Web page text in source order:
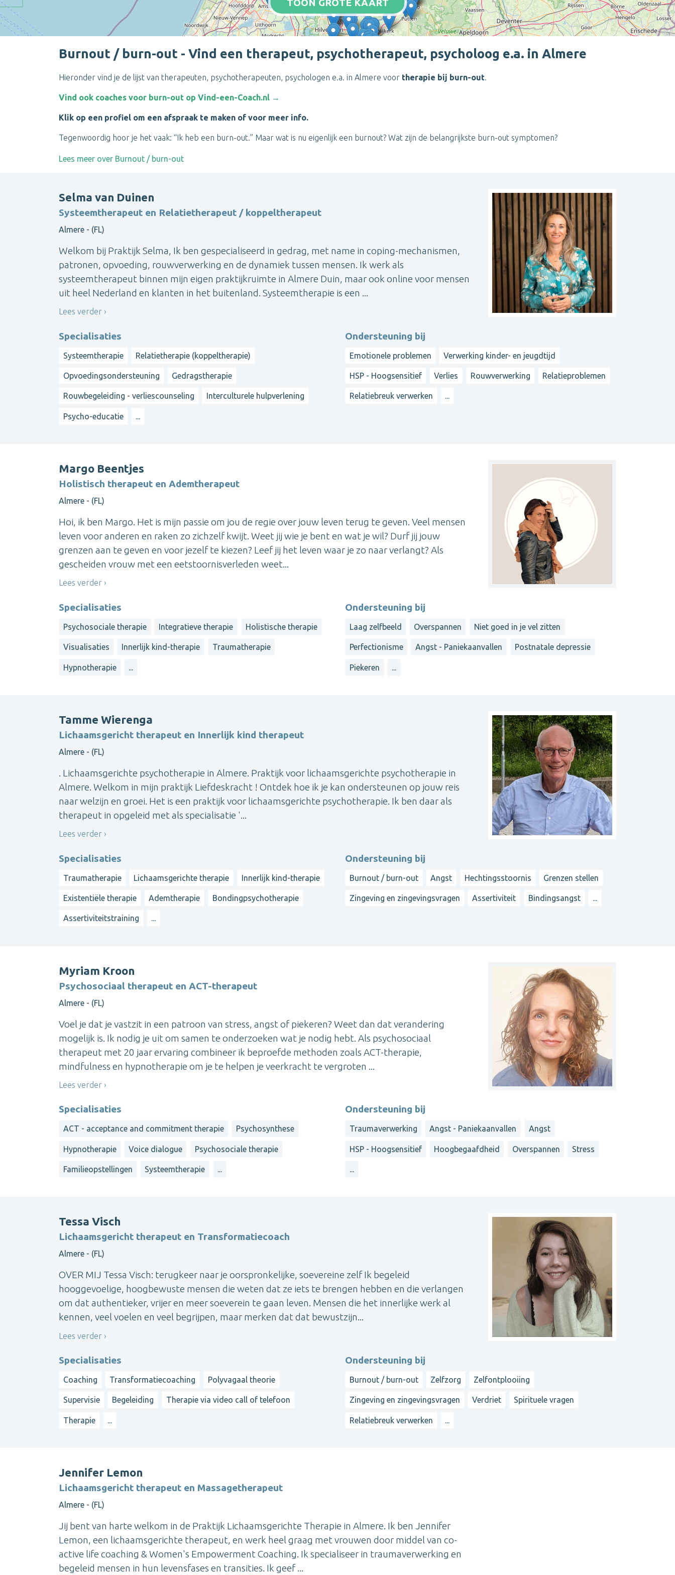
TOON GROTE KAART
Burnout / burn-out - Vind een therapeut, psychotherapeut, psycholoog e.a. in Almere
Hieronder vind je de lijst van therapeuten, psychotherapeuten, psychologen e.a. in Almere voor therapie bij burn-out.
Vind ook coaches voor burn-out op Vind-een-Coach.nl →
Klik op een profiel om een afspraak te maken of voor meer info.
Tegenwoordig hoor je het vaak: “Ik heb een burn-out.” Maar wat is nu eigenlijk een burnout? Wat zijn de belangrijkste burn-out symptomen?
Lees meer over Burnout / burn-out
Selma van Duinen
Systeemtherapeut en Relatietherapeut / koppeltherapeut
Almere - (FL)
Welkom bij Praktijk Selma, Ik ben gespecialiseerd in gedrag, met name in coping-mechanismen,
patronen, opvoeding, rouwverwerking en de dynamiek tussen mensen. Ik werk als
systeemtherapeut binnen mijn eigen praktijkruimte in Almere Duin, maar ook online voor mensen
uit heel Nederland en klanten in het buitenland. Systeemtherapie is een ...
Lees verder
Specialisaties
Systeemtherapie Relatietherapie (koppeltherapie)
Opvoedingsondersteuning Gedragstherapie
Rouwbegeleiding - verliescounseling Interculturele hulpverlening
Psycho-educatie ...
Ondersteuning bij
Emotionele problemen Verwerking kinder- en jeugdtijd
HSP - Hoogsensitief Verlies Rouwverwerking Relatieproblemen
Relatiebreuk verwerken ...
Margo Beentjes
Holistisch therapeut en Ademtherapeut
Almere - (FL)
Hoi, ik ben Margo. Het is mijn passie om jou de regie over jouw leven terug te geven. Veel mensen
leven voor anderen en raken zo zichzelf kwijt. Weet jij wie je bent en wat je wil? Durf jij jouw
grenzen aan te geven en voor jezelf te kiezen? Leef jij het leven waar je zo naar verlangt? Als
gescheiden vrouw met een eetstoornisverleden weet...
Lees verder
Specialisaties
Psychosociale therapie Integratieve therapie Holistische therapie
Visualisaties Innerlijk kind-therapie Traumatherapie
Hypnotherapie
Ondersteuning bij
Laag zelfbeeld Overspannen Niet goed in je vel zitten
Perfectionisme Angst - Paniekaanvallen Postnatale depressie
Piekeren
Tamme Wierenga
Lichaamsgericht therapeut en Innerlijk kind therapeut
Almere - (FL)
. Lichaamsgerichte psychotherapie in Almere. Praktijk voor lichaamsgerichte psychotherapie in
Almere. Welkom in mijn praktijk Liefdeskracht ! Ontdek hoe ik je kan ondersteunen op jouw reis
naar welzijn en groei. Het is een praktijk voor lichaamsgerichte psychotherapie. Ik ben daar als
therapeut in opgeleid met als specialisatie '...
Lees verder
Specialisaties
Traumatherapie Lichaamsgerichte therapie Innerlijk kind-therapie
Existentiële therapie Ademtherapie Bondingpsychotherapie
Assertiviteitstraining ...
Ondersteuning bij
Burnout / burn-out Angst Hechtingsstoornis Grenzen stellen
Zingeving en zingevingsvragen Assertiviteit Bindingsangst ...
Myriam Kroon
Psychosociaal therapeut en ACT-therapeut
Almere - (FL)
Voel je dat je vastzit in een patroon van stress, angst of piekeren? Weet dan dat verandering
mogelijk is. Ik nodig je uit om samen te onderzoeken wat je nodig hebt. Als psychosociaal
therapeut met 20 jaar ervaring combineer ik beproefde methoden zoals ACT-therapie,
mindfulness en hypnotherapie om je te helpen je veerkracht te vergroten ...
Lees verder
Specialisaties
ACT - acceptance and commitment therapie Psychosynthese
Hypnotherapie Voice dialogue Psychosociale therapie
Familieopstellingen Systeemtherapie ...
Ondersteuning bij
Traumaverwerking Angst - Paniekaanvallen Angst
HSP - Hoogsensitief Hoogbegaafdheid Overspannen Stress
...
Tessa Visch
Lichaamsgericht therapeut en Transformatiecoach
Almere - (FL)
OVER MIJ Tessa Visch: terugkeer naar je oorspronkelijke, soevereine zelf Ik begeleid
hooggevoelige, hoogbewuste mensen die weten dat ze iets te brengen hebben en die verlangen
om dat authentieker, vrijer en meer soeverein te gaan leven. Mensen die het innerlijke werk al
kennen, veel voelen en veel begrijpen, maar merken dat dat bewustzijn...
Lees verder
Specialisaties
Coaching Transformatiecoaching Polyvagaal theorie
Supervisie Begeleiding Therapie via video call of telefoon
Therapie ...
Ondersteuning bij
Burnout / burn-out Zelfzorg Zelfontplooiing
Zingeving en zingevingsvragen Verdriet Spirituele vragen
Relatiebreuk verwerken ...
Jennifer Lemon
Lichaamsgericht therapeut en Massagetherapeut
Almere - (FL)
Jij bent van harte welkom in de Praktijk Lichaamsgerichte Therapie in Almere. Ik ben Jennifer
Lemon, een lichaamsgerichte therapeut, en werk heel graag met vrouwen door middel van co-
active life coaching & Women's Empowerment Coaching. Ik specialiseer in traumaverwerking en
begeleid mensen in hun levensfases en transities. Ik geef ...